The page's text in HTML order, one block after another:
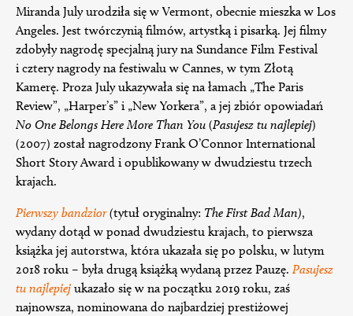
Miranda July urodziła się w Vermont, obecnie mieszka w Los
Angeles. Jest twórczynią filmów, artystką i pisarką. Jej filmy
zdobyły nagrodę specjalną jury na Sundance Film Festival
i cztery nagrody na festiwalu w Cannes, w tym Złotą
Kamerę. Proza July ukazywała się na łamach „The Paris
Review”, „Harper’s” i „New Yorkera”, a jej zbiór opowiadań
No One Belongs Here More Than You (Pasujesz tu najlepiej)
(2007) został nagrodzony Frank O’Connor International
Short Story Award i opublikowany w dwudziestu trzech
krajach.
Pierwszy bandzior(tytuł oryginalny: The First Bad Man),
wydany dotąd w ponad dwudziestu krajach, to pierwsza
książka jej autorstwa, która ukazała się po polsku, w lutym
2018 roku – była drugą książką wydaną przez Pauzę. Pasujesz
tu najlepiej ukazało się w na początku 2019 roku, zaś
najnowsza, nominowana do najbardziej prestiżowej